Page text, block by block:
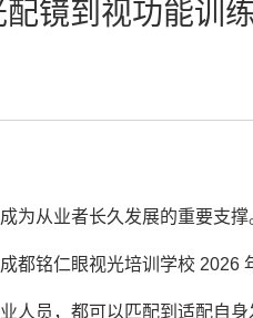
镜到视功能训
为从业者长久发展的重要支撑
铭仁眼视光培训学校 2026
人员，都可以匹配到适配自身